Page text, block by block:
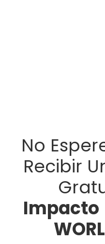
No
Recibir
Impacto